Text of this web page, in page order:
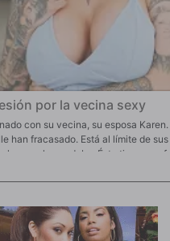
por la vecina sexy
con su vecina, su esposa
han fracasado. Está al límite de
que le quedaba. Éste tiene que
Al principio, ella se da cuenta
Karen finalmente le deja
carga en toda su cara.